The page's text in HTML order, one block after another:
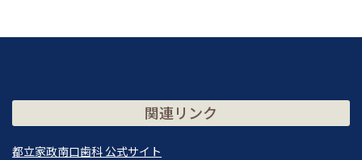
関連リンク
都立家政南口歯科 公式サイト